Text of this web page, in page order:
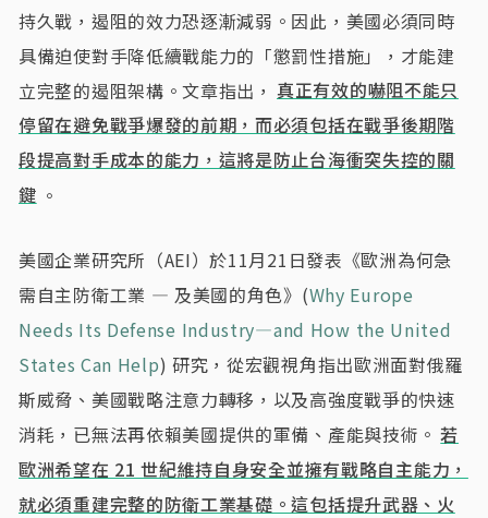
持久戰，遏阻的效力恐逐漸減弱。因此，美國必須同時
具備迫使對手降低續戰能力的「懲罰性措施」，才能建
立完整的遏阻架構。文章指出， 真正有效的嚇阻不能只
停留在避免戰爭爆發的前期，而必須包括在戰爭後期階
段提高對手成本的能力，這將是防止台海衝突失控的關
鍵 。
美國企業研究所（AEI）於11月21日發表《歐洲為何急
需自主防衛工業 — 及美國的角色》(Why Europe
Needs Its Defense Industry—and How the United
States Can Help) 研究，從宏觀視角指出歐洲面對俄羅
斯威脅、美國戰略注意力轉移，以及高強度戰爭的快速
消耗，已無法再依賴美國提供的軍備、產能與技術。 若
歐洲希望在 21 世紀維持自身安全並擁有戰略自主能力，
就必須重建完整的防衛工業基礎。這包括提升武器、火